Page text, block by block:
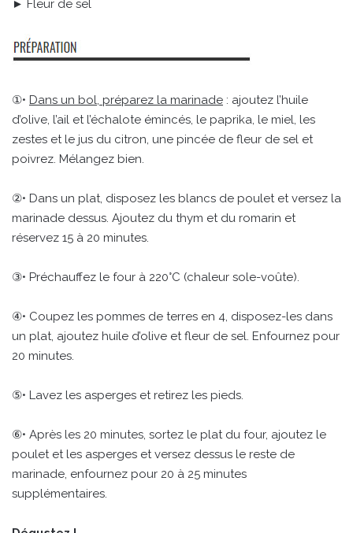
► Fleur de sel
①• Dans un bol, préparez la marinade : ajoutez l’huile
d’olive, l’ail et l’échalote émincés, le paprika, le miel, les
zestes et le jus du citron, une pincée de fleur de sel et
poivrez. Mélangez bien.
②• Dans un plat, disposez les blancs de poulet et versez la
marinade dessus. Ajoutez du thym et du romarin et
réservez 15 à 20 minutes.
③• Préchauffez le four à 220°C (chaleur sole-voûte).
④• Coupez les pommes de terres en 4, disposez-les dans
un plat, ajoutez huile d’olive et fleur de sel. Enfournez pour
20 minutes.
⑤• Lavez les asperges et retirez les pieds.
⑥• Après les 20 minutes, sortez le plat du four, ajoutez le
poulet et les asperges et versez dessus le reste de
marinade, enfournez pour 20 à 25 minutes
supplémentaires.